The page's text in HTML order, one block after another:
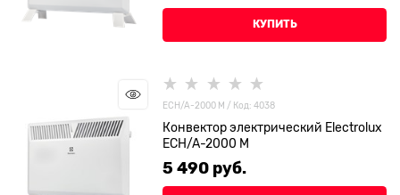
КУПИТЬ
ECH/A-2000 M / Код: 4038
Конвектор электрический Electrolux
ECH/A-2000 M
5 490 руб.